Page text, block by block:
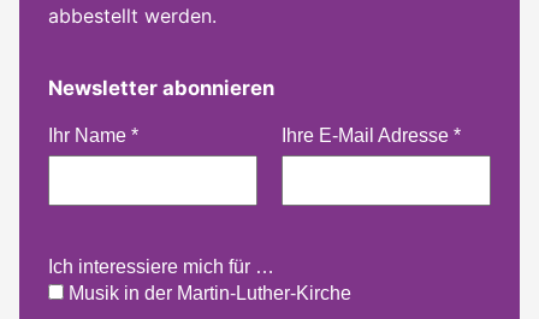
abbestellt werden.
Newsletter abonnieren
Ihr Name * Ihre E-Mail Adresse *
Ich interessiere mich für …
Musik in der Martin-Luther-Kirche